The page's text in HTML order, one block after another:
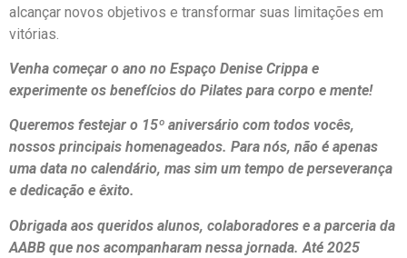
alcançar novos objetivos e transformar suas limitações em
vitórias.
Venha começar o ano no Espaço Denise Crippa e
experimente os benefícios do Pilates para corpo e mente!
Queremos festejar o 15º aniversário com todos vocês,
nossos principais homenageados. Para nós, não é apenas
uma data no calendário, mas sim um tempo de perseverança
e dedicação e êxito.
Obrigada aos queridos alunos, colaboradores e a parceria da
AABB que nos acompanharam nessa jornada. Até 2025